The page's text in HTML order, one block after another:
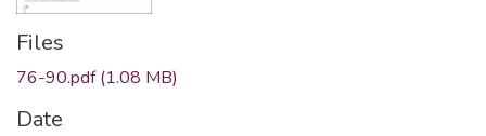
Files
76-90.pdf(1.08 MB)
Date